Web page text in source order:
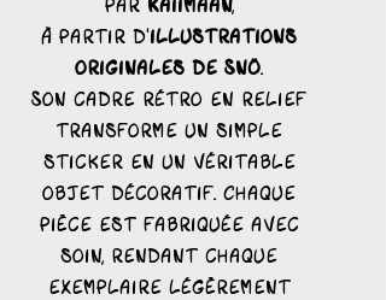
par Kaiimaan,
à partir d’illustrations
originales de Snö.
Son cadre rétro en relief
transforme un simple
sticker en un véritable
objet décoratif. Chaque
pièce est fabriquée avec
soin, rendant chaque
exemplaire légèrement